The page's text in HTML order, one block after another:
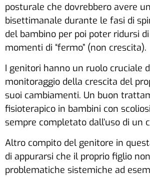
posturale che dovrebbero avere
bisettimanale durante le fasi di
del bambino per poi poter ridursi
momenti di “fermo” (non crescita).
I genitori hanno un ruolo cruciale
monitoraggio della crescita del
suoi cambiamenti. Un buon
fisioterapico in bambini con
sempre completato dall’uso di un
Altro compito del genitore in
di appurarsi che il proprio figlio
problematiche sistemiche ad